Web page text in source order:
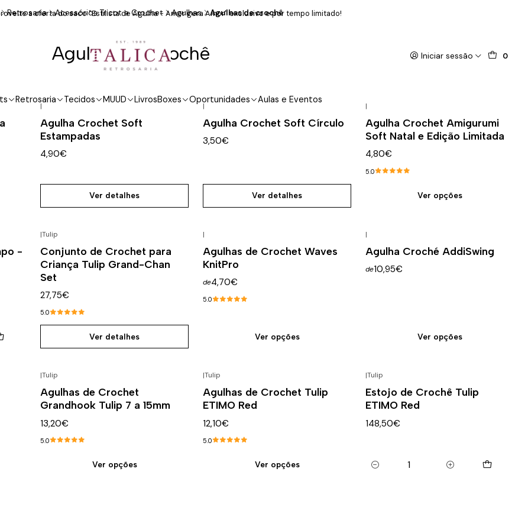
Iniciar sessão 0
Retrosaria Tecidos MUUD LivrosBoxes Oportunidades Aulas e Eventos
a oferta do saco "Estilista de Agulha - Amor gera Amor" exclusivo e por tempo limitado!
Retrosaria Acessórios Tricot e Crochet Agulhas Agulhas de crochê
Agulhas de crochê
|
Agulha Crochet Soft
Estampadas
4,90€
Ver detalhes
|
Agulha Crochet Soft Círculo
3,50€
Ver detalhes
|
Agulha Crochet Amigurumi
Soft Natal e Edição Limitada
4,80€
5.0
Ver opções
-
|Tulip
Conjunto de Crochet para
Criança Tulip Grand-Chan
Set
27,75€
5.0
Ver detalhes
|
Agulhas de Crochet Waves
KnitPro
de4,70€
5.0
Ver opções
|
Agulha Croché AddiSwing
de10,95€
Ver opções
|Tulip
Agulhas de Crochet
Grandhook Tulip 7 a 15mm
13,20€
5.0
Ver opções
|Tulip
Agulhas de Crochet Tulip
ETIMO Red
12,10€
5.0
Ver opções
|Tulip
Estojo de Crochê Tulip
ETIMO Red
148,50€
Quantidade